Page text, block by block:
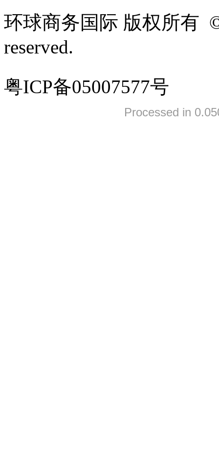
环球商务国际 版权所有
reserved.
粤ICP备05007577号
Processed in